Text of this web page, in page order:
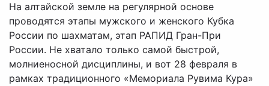
На алтайской земле на регулярной основе
проводятся этапы мужского и женского Кубка
России по шахматам, этап РАПИД Гран-При
России. Не хватало только самой быстрой,
молниеносной дисциплины, и вот 28 февраля в
рамках традиционного «Мемориала Рувима Кура»